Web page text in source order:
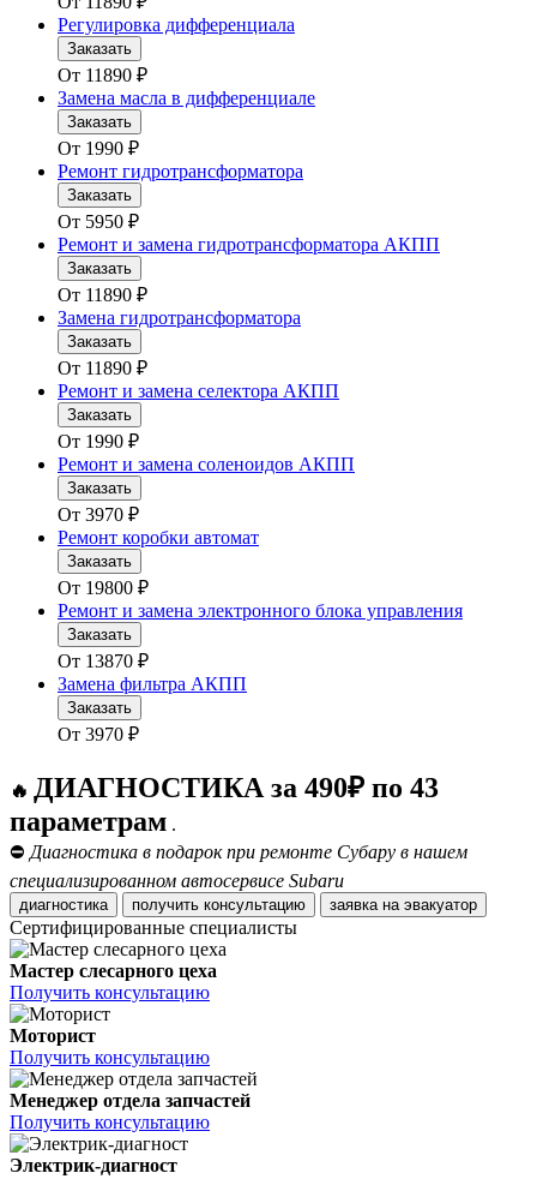
Регулировка дифференциала
Заказать
От 11890 ₽
Замена масла в дифференциале
Заказать
От 1990 ₽
Ремонт гидротрансформатора
Заказать
От 5950 ₽
Ремонт и замена гидротрансформатора АКПП
Заказать
От 11890 ₽
Замена гидротрансформатора
Заказать
От 11890 ₽
Ремонт и замена селектора АКПП
Заказать
От 1990 ₽
Ремонт и замена соленоидов АКПП
Заказать
От 3970 ₽
Ремонт коробки автомат
Заказать
От 19800 ₽
Ремонт и замена электронного блока управления
Заказать
От 13870 ₽
Замена фильтра АКПП
Заказать
От 3970 ₽
🔥 ДИАГНОСТИКА за 490₽ по 43
параметрам .
⛔ Диагностика в подарок при ремонте Субару в нашем
специализированном автосервисе Subaru
диагностика получить консультацию заявка на эвакуатор
Сертифицированные специалисты
Мастер слесарного цеха
Получить консультацию
Моторист
Получить консультацию
Менеджер отдела запчастей
Получить консультацию
Электрик-диагност